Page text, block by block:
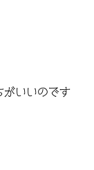
がいいのです